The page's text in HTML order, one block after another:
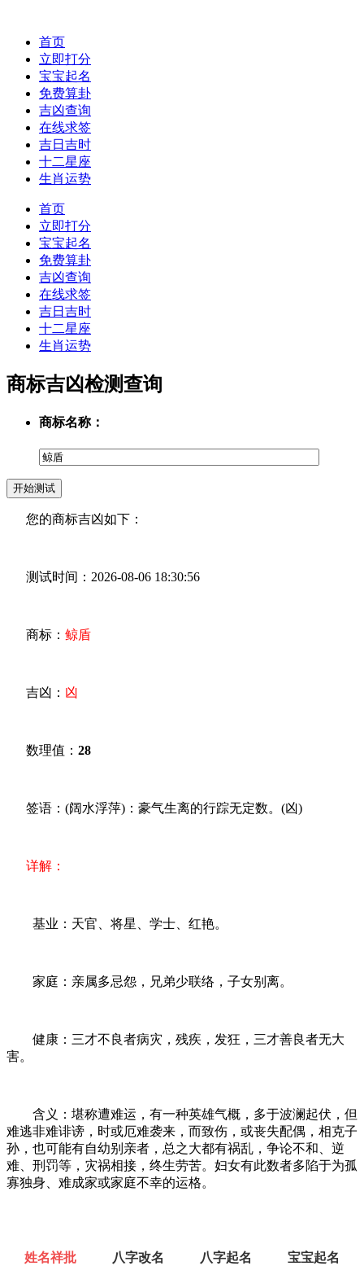
首页
立即打分
宝宝起名
免费算卦
吉凶查询
在线求签
吉日吉时
十二星座
生肖运势
首页
立即打分
宝宝起名
免费算卦
吉凶查询
在线求签
吉日吉时
十二星座
生肖运势
商标吉凶检测查询
商标名称：
您的商标吉凶如下：
测试时间：2026-08-06 18:30:56
商标： 鲸盾
吉凶： 凶
数理值： 28
签语：(阔水浮萍)：豪气生离的行踪无定数。(凶)
详解：
基业：天官、将星、学士、红艳。
家庭：亲属多忌怨，兄弟少联络，子女别离。
健康：三才不良者病灾，残疾，发狂，三才善良者无大
害。
含义：堪称遭难运，有一种英雄气概，多于波澜起伏，但
难逃非难诽谤，时或厄难袭来，而致伤，或丧失配偶，相克子
孙，也可能有自幼别亲者，总之大都有祸乱，争论不和、逆
难、刑罚等，灾祸相接，终生劳苦。妇女有此数者多陷于为孤
寡独身、难成家或家庭不幸的运格。
姓名祥批 八字改名 八字起名 宝宝起名